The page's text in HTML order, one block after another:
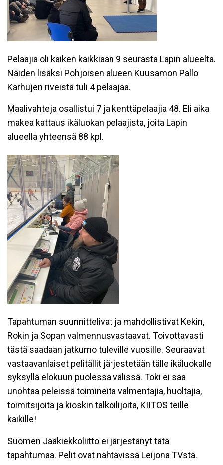
Pelaajia oli kaiken kaikkiaan 9 seurasta Lapin alueelta.
Näiden lisäksi Pohjoisen alueen Kuusamon Pallo
Karhujen riveistä tuli 4 pelaajaa.
Maalivahteja osallistui 7 ja kenttäpelaajia 48. Eli aika
makea kattaus ikäluokan pelaajista, joita Lapin
alueella yhteensä 88 kpl.
Tapahtuman suunnittelivat ja mahdollistivat Kekin,
Rokin ja Sopan valmennusvastaavat. Toivottavasti
tästä saadaan jatkumo tuleville vuosille. Seuraavat
vastaavanlaiset pelitällit järjestetään tälle ikäluokalle
syksyllä elokuun puolessa välissä. Toki ei saa
unohtaa peleissä toimineita valmentajia, huoltajia,
toimitsijoita ja kioskin talkoilijoita, KIITOS teille
kaikille!
Suomen Jääkiekkoliitto ei järjestänyt tätä
tapahtumaa. Pelit ovat nähtävissä Leijona TVstä.